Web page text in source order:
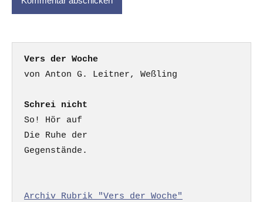
Vers der Woche
Schrei nicht
So! Hör auf
Die Ruhe der
Gegenstände.
Archiv Rubrik "Vers der Woche"